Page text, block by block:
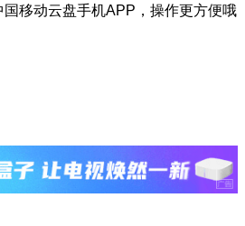
国移动云盘手机APP，操作更方便哦